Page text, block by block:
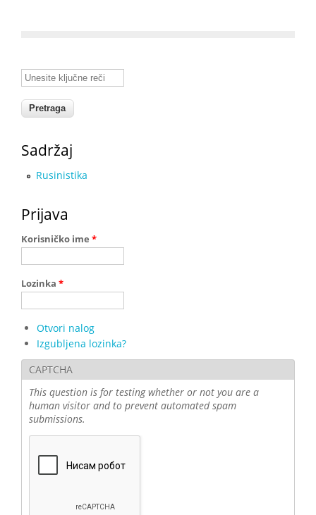
Unesite ključne reči
Sadržaj
Rusinistika
Prijava
Korisničko ime *
Lozinka *
Otvori nalog
Izgubljena lozinka?
CAPTCHA
This question is for testing whether or not you are a
human visitor and to prevent automated spam
submissions.